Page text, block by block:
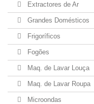
Extractores de Ar
Grandes Domésticos
Frigoríficos
Fogões
Maq. de Lavar Louça
Maq. de Lavar Roupa
Microondas